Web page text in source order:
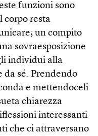
funzioni sono
corpo resta
un compito
sovraesposizione
individui alla
da sé. Prendendo
e mettendoceli
chiarezza
interessanti
che ci attraversano